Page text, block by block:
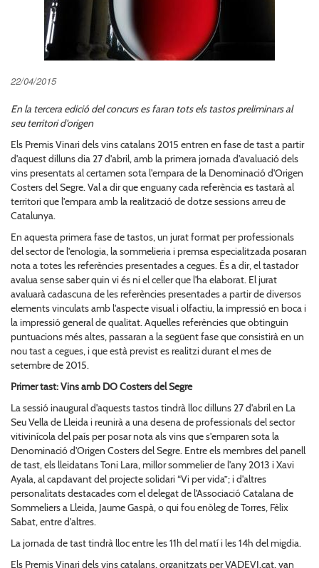
22/04/2015
En la tercera edició del concurs es faran tots els tastos preliminars al
seu territori d'origen
Els Premis Vinari dels vins catalans 2015 entren en fase de tast a partir
d'aquest dilluns dia 27 d'abril, amb la primera jornada d'avaluació dels
vins presentats al certamen sota l'empara de la Denominació d'Origen
Costers del Segre. Val a dir que enguany cada referència es tastarà al
territori que l'empara amb la realització de dotze sessions arreu de
Catalunya.
En aquesta primera fase de tastos, un jurat format per professionals
del sector de l'enologia, la sommelieria i premsa especialitzada posaran
nota a totes les referències presentades a cegues. És a dir, el tastador
avalua sense saber quin vi és ni el celler que l'ha elaborat. El jurat
avaluarà cadascuna de les referències presentades a partir de diversos
elements vinculats amb l'aspecte visual i olfactiu, la impressió en boca i
la impressió general de qualitat. Aquelles referències que obtinguin
puntuacions més altes, passaran a la següent fase que consistirà en un
nou tast a cegues, i que està previst es realitzi durant el mes de
setembre de 2015.
Primer tast: Vins amb DO Costers del Segre
La sessió inaugural d'aquests tastos tindrà lloc dilluns 27 d'abril en La
Seu Vella de Lleida i reunirà a una desena de professionals del sector
vitivinícola del país per posar nota als vins que s'emparen sota la
Denominació d'Origen Costers del Segre. Entre els membres del panell
de tast, els lleidatans Toni Lara, millor sommelier de l'any 2013 i Xavi
Ayala, al capdavant del projecte solidari “Vi per vida”; i d'altres
personalitats destacades com el delegat de l'Associació Catalana de
Sommeliers a Lleida, Jaume Gaspà, o qui fou enòleg de Torres, Fèlix
Sabat, entre d'altres.
La jornada de tast tindrà lloc entre les 11h del matí i les 14h del migdia.
Els Premis Vinari dels vins catalans, organitzats per VADEVI.cat, van